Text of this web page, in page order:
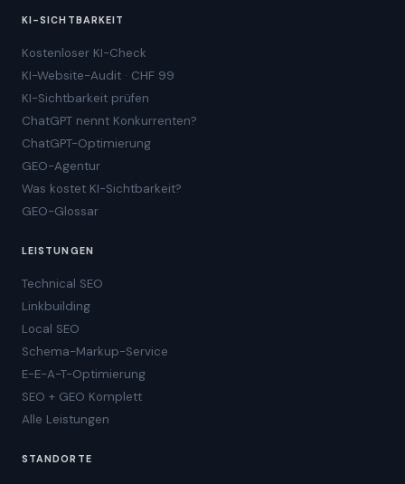
KI-SICHTBARKEIT
Kostenloser KI-Check
KI-Website-Audit · CHF 99
KI-Sichtbarkeit prüfen
ChatGPT nennt Konkurrenten?
ChatGPT-Optimierung
GEO-Agentur
Was kostet KI-Sichtbarkeit?
GEO-Glossar
LEISTUNGEN
Technical SEO
Linkbuilding
Local SEO
Schema-Markup-Service
E-E-A-T-Optimierung
SEO + GEO Komplett
Alle Leistungen
STANDORTE